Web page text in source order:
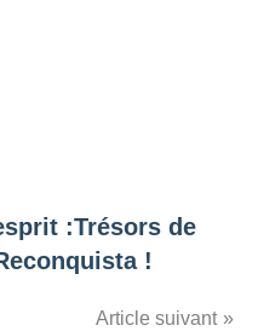
:Trésors de
!
Article suivant